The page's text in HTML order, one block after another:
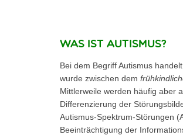
Was ist Autismus?
Bei dem Begriff Autismus
wurde zwischen dem
Mittlerweile werden häufig aber
Differenzierung der
Autismus-Spektrum-Störungen
Beeinträchtigung der